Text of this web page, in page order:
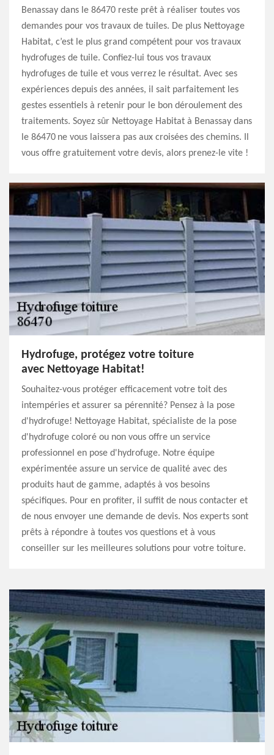
Benassay dans le 86470 reste prêt à réaliser toutes vos
demandes pour vos travaux de tuiles. De plus Nettoyage
Habitat, c’est le plus grand compétent pour vos travaux
hydrofuges de tuile. Confiez-lui tous vos travaux
hydrofuges de tuile et vous verrez le résultat. Avec ses
expériences depuis des années, il sait parfaitement les
gestes essentiels à retenir pour le bon déroulement des
traitements. Soyez sûr Nettoyage Habitat à Benassay dans
le 86470 ne vous laissera pas aux croisées des chemins. Il
vous offre gratuitement votre devis, alors prenez-le vite !
Hydrofuge, protégez votre toiture
avec Nettoyage Habitat!
Souhaitez-vous protéger efficacement votre toit des
intempéries et assurer sa pérennité? Pensez à la pose
d'hydrofuge! Nettoyage Habitat, spécialiste de la pose
d'hydrofuge coloré ou non vous offre un service
professionnel en pose d'hydrofuge. Notre équipe
expérimentée assure un service de qualité avec des
produits haut de gamme, adaptés à vos besoins
spécifiques. Pour en profiter, il suffit de nous contacter et
de nous envoyer une demande de devis. Nos experts sont
prêts à répondre à toutes vos questions et à vous
conseiller sur les meilleures solutions pour votre toiture.